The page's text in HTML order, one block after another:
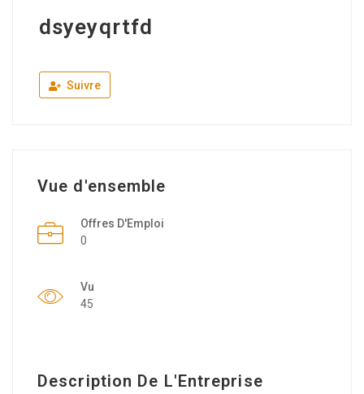
dsyeyqrtfd
Suivre
Vue d'ensemble
Offres D'Emploi
0
Vu
45
Description De L'Entreprise